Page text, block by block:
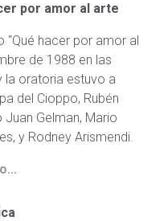
por amor al arte
“Qué hacer por amor al
de 1988 en las
la oratoria estuvo a
del Cioppo, Rubén
Gelman, Mario
y Rodney Arismendi.